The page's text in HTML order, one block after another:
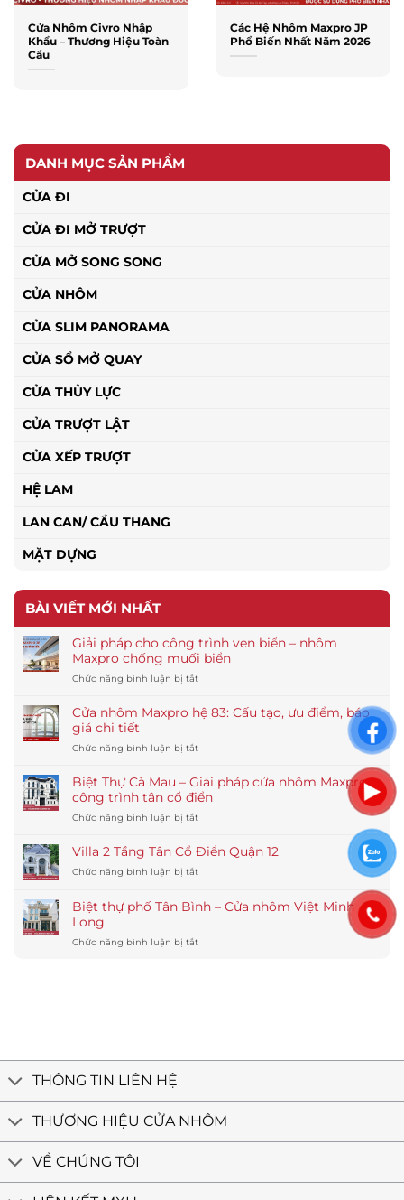
Cửa Nhôm Civro Nhập
Khẩu – Thương Hiệu Toàn
Cầu
Các Hệ Nhôm Maxpro JP
Phổ Biến Nhất Năm 2026
DANH MỤC SẢN PHẨM
CỬA ĐI
CỬA ĐI MỞ TRƯỢT
CỬA MỞ SONG SONG
CỬA NHÔM
CỬA SLIM PANORAMA
CỬA SỔ MỞ QUAY
CỬA THỦY LỰC
CỬA TRƯỢT LẬT
CỬA XẾP TRƯỢT
HỆ LAM
LAN CAN/ CẦU THANG
MẶT DỰNG
BÀI VIẾT MỚI NHẤT
Giải pháp cho công trình ven biển – nhôm
Maxpro chống muối biển
Chức năng bình luận bị tắtở
pháp
cho
trình
biển
–
Maxpro
muối
Cửa nhôm Maxpro hệ 83: Cấu tạo, ưu điểm, báo
giá chi tiết
Chức năng bình luận bị tắtở
nhôm
Maxpro
hệ
83:
tạo,
điểm,
giá
Biệt Thự Cà Mau – Giải pháp cửa nhôm Maxpro
công trình tân cổ điển
Chức năng bình luận bị tắtở
Thự
Mau
Giải
nhôm
Villa 2 Tầng Tân Cổ Điển Quận 12
Chức năng bình luận bị tắtở
Tầng
Cổ
Biệt thự phố Tân Bình – Cửa nhôm Việt Minh
Long
Chức năng bình luận bị tắtở
Long
THÔNG TIN LIÊN HỆ
THƯƠNG HIỆU CỬA NHÔM
VỀ CHÚNG TÔI